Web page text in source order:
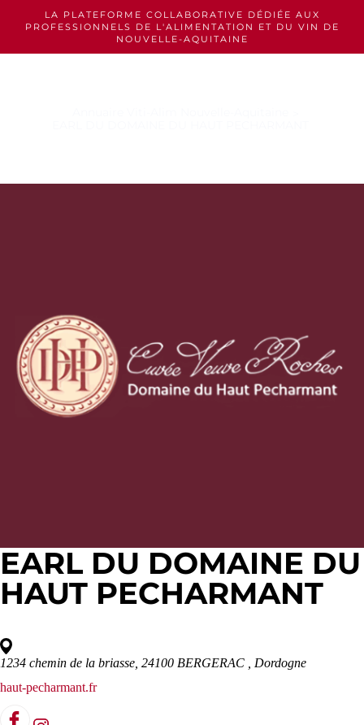
content
LA PLATEFORME COLLABORATIVE DÉDIÉE AUX
PROFESSIONNELS DE L'ALIMENTATION ET DU VIN DE
NOUVELLE-AQUITAINE
EARL DU DOMAINE DU
HAUT PECHARMANT
1234 chemin de la briasse, 24100 BERGERAC
, Dordogne
haut-pecharmant.fr